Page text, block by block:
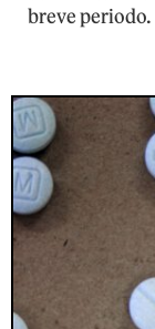
breve periodo.